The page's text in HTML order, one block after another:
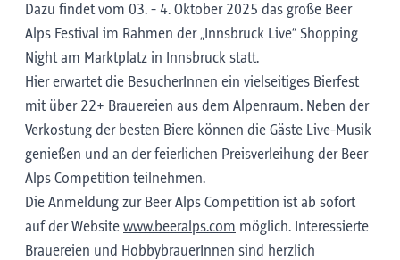
Dazu findet vom 03. - 4. Oktober 2025 das große Beer
Alps Festival im Rahmen der „Innsbruck Live“ Shopping
Night am Marktplatz in Innsbruck statt.
Hier erwartet die BesucherInnen ein vielseitiges Bierfest
mit über 22+ Brauereien aus dem Alpenraum. Neben der
Verkostung der besten Biere können die Gäste Live-Musik
genießen und an der feierlichen Preisverleihung der Beer
Alps Competition teilnehmen.
Die Anmeldung zur Beer Alps Competition ist ab sofort
auf der Website www.beeralps.com möglich. Interessierte
Brauereien und HobbybrauerInnen sind herzlich